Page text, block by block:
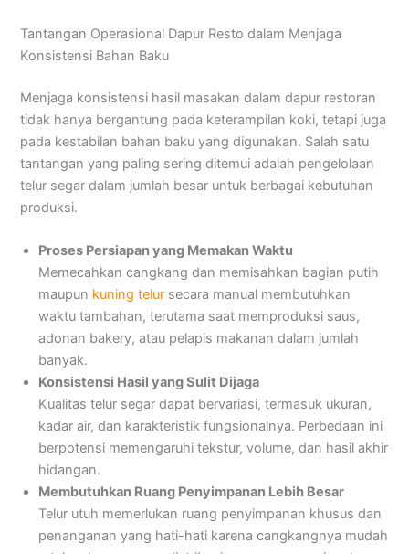
Tantangan Operasional Dapur Resto dalam Menjaga
Konsistensi Bahan Baku
Menjaga konsistensi hasil masakan dalam dapur restoran
tidak hanya bergantung pada keterampilan koki, tetapi juga
pada kestabilan bahan baku yang digunakan. Salah satu
tantangan yang paling sering ditemui adalah pengelolaan
telur segar dalam jumlah besar untuk berbagai kebutuhan
produksi.
Proses Persiapan yang Memakan Waktu
Memecahkan cangkang dan memisahkan bagian putih
maupun kuning telur secara manual membutuhkan
waktu tambahan, terutama saat memproduksi saus,
adonan bakery, atau pelapis makanan dalam jumlah
banyak.
Konsistensi Hasil yang Sulit Dijaga
Kualitas telur segar dapat bervariasi, termasuk ukuran,
kadar air, dan karakteristik fungsionalnya. Perbedaan ini
berpotensi memengaruhi tekstur, volume, dan hasil akhir
hidangan.
Membutuhkan Ruang Penyimpanan Lebih Besar
Telur utuh memerlukan ruang penyimpanan khusus dan
penanganan yang hati-hati karena cangkangnya mudah